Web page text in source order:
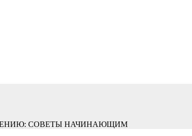
СОВЕТЫ НАЧИНАЮЩИМ